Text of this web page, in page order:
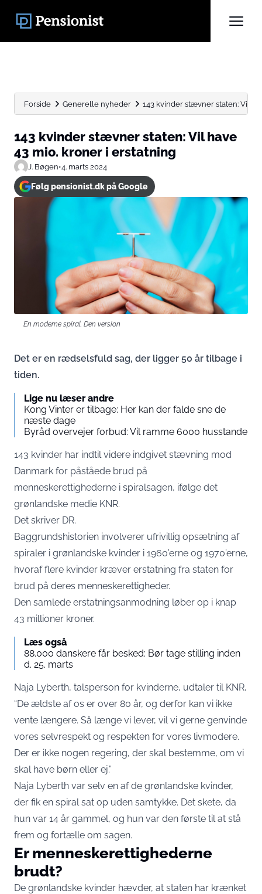
Forside Generelle nyheder 143 kvinder stævner staten: Vil
143 kvinder stævner staten: Vil have
43 mio. kroner i erstatning
J. Bøgen•4. marts 2024
Følg pensionist.dk på Google
En moderne spiral. Den version
Det er en rædselsfuld sag, der ligger 50 år tilbage i
tiden.
Lige nu læser andre
Kong Vinter er tilbage: Her kan der falde sne de
næste dage
Byråd overvejer forbud: Vil ramme 6000 husstande
143 kvinder har indtil videre indgivet stævning mod
Danmark for påståede brud på
menneskerettighederne i spiralsagen, ifølge det
grønlandske medie KNR.
Det skriver DR.
Baggrundshistorien involverer ufrivillig opsætning af
spiraler i grønlandske kvinder i 1960’erne og 1970’erne,
hvoraf flere kvinder kræver erstatning fra staten for
brud på deres menneskerettigheder.
Den samlede erstatningsanmodning løber op i knap
43 millioner kroner.
Læs også
88.000 danskere får besked: Bør tage stilling inden
d. 25. marts
Naja Lyberth, talsperson for kvinderne, udtaler til KNR,
“De ældste af os er over 80 år, og derfor kan vi ikke
vente længere. Så længe vi lever, vil vi gerne genvinde
vores selvrespekt og respekten for vores livmodere.
Der er ikke nogen regering, der skal bestemme, om vi
skal have børn eller ej.”
Naja Lyberth var selv en af de grønlandske kvinder,
der fik en spiral sat op uden samtykke. Det skete, da
hun var 14 år gammel, og hun var den første til at stå
frem og fortælle om sagen.
Er menneskerettighederne
brudt?
De grønlandske kvinder hævder, at staten har krænket